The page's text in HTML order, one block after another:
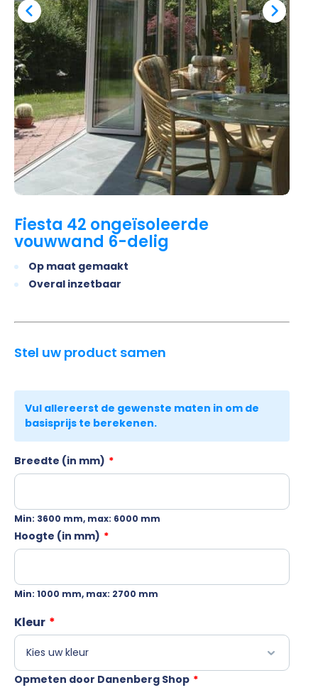
Fiesta 42 ongeïsoleerde
vouwwand 6-delig
Op maat gemaakt
Overal inzetbaar
Stel uw product samen
*
Breedte (in mm)
Min: 3600 mm, max: 6000 mm
*
Hoogte (in mm)
Min: 1000 mm, max: 2700 mm
*
Kleur
*
Opmeten door Danenberg Shop